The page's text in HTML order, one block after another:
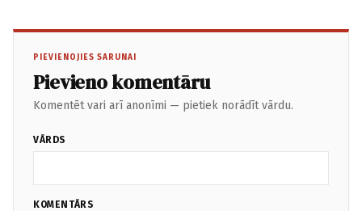
PIEVIENOJIES SARUNAI
Pievieno komentāru
Komentēt vari arī anonīmi — pietiek norādīt vārdu.
VĀRDS
KOMENTĀRS